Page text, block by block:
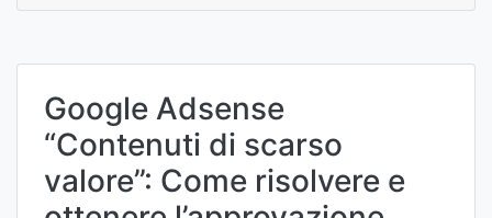
Google Adsense
“Contenuti di scarso
valore”: Come risolvere e